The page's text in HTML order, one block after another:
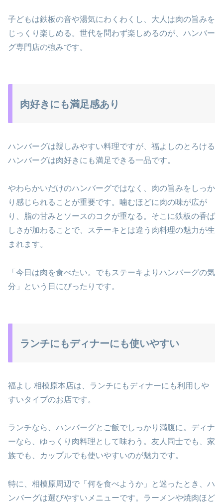
子どもは鉄板の音や湯気にわくわくし、大人は肉の旨みを
じっくり楽しめる。世代を問わず楽しめるのが、ハンバー
グ専門店の強みです。
肉好きにも満足感あり
ハンバーグは親しみやすい料理ですが、福よしのとろける
ハンバーグは肉好きにも満足できる一品です。
やわらかいだけのハンバーグではなく、肉の旨みをしっか
り感じられることが重要です。噛むほどに肉の味が広が
り、脂の甘みとソースのコクが重なる。そこに鉄板の香ば
しさが加わることで、ステーキとは違う肉料理の魅力が生
まれます。
「今日は肉を食べたい。でもステーキよりハンバーグの気
分」という日にぴったりです。
ランチにもディナーにも使いやすい
福よし 相模原本店は、ランチにもディナーにも利用しや
すいタイプのお店です。
ランチなら、ハンバーグとご飯でしっかり満腹に。ディナ
ーなら、ゆっくり肉料理として味わう。友人同士でも、家
族でも、カップルでも使いやすいのが魅力です。
特に、相模原周辺で「何を食べようか」と迷ったとき、ハ
ンバーグは選びやすいメニューです。ラーメンや焼肉ほど